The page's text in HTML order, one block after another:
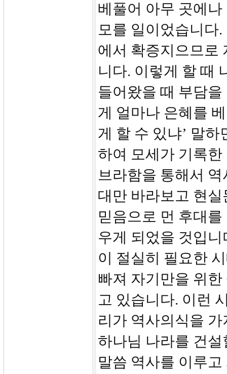
베풀어 아무 곳에
모를 일이었습니다
에서 확증지으므로
니다. 이렇게 할 때
들어왔을 때 부담
게 얼마나 은혜를
게 할 수 있냐’ 말
하여 모세가 기록
브라함을 통해서
대만 바라보고 현
믿음으로 먼 후대
우게 되었을 것입
이 절실히 필요한
빠져 자기만을 위
고 있습니다. 이런
리가 역사의식을
하나님 나라를 건
말씀 역사를 이루